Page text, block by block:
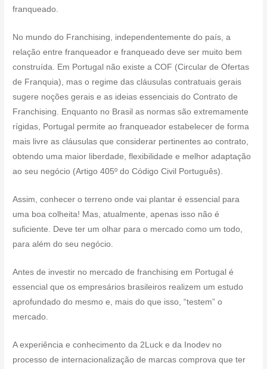
franqueado.
No mundo do Franchising, independentemente do país, a
relação entre franqueador e franqueado deve ser muito bem
construída. Em Portugal não existe a COF (Circular de Ofertas
de Franquia), mas o regime das cláusulas contratuais gerais
sugere noções gerais e as ideias essenciais do Contrato de
Franchising. Enquanto no Brasil as normas são extremamente
rígidas, Portugal permite ao franqueador estabelecer de forma
mais livre as cláusulas que considerar pertinentes ao contrato,
obtendo uma maior liberdade, flexibilidade e melhor adaptação
ao seu negócio (Artigo 405º do Código Civil Português).
Assim, conhecer o terreno onde vai plantar é essencial para
uma boa colheita! Mas, atualmente, apenas isso não é
suficiente. Deve ter um olhar para o mercado como um todo,
para além do seu negócio.
Antes de investir no mercado de franchising em Portugal é
essencial que os empresários brasileiros realizem um estudo
aprofundado do mesmo e, mais do que isso, “testem” o
mercado.
A experiência e conhecimento da 2Luck e da Inodev no
processo de internacionalização de marcas comprova que ter